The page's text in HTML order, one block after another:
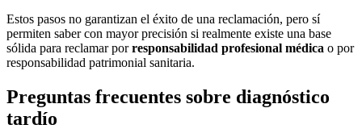
Estos pasos no garantizan el éxito de una reclamación, pero sí
permiten saber con mayor precisión si realmente existe una base
sólida para reclamar porresponsabilidad profesional médica o por
responsabilidad patrimonial sanitaria.
Preguntas frecuentes sobre diagnóstico
tardío